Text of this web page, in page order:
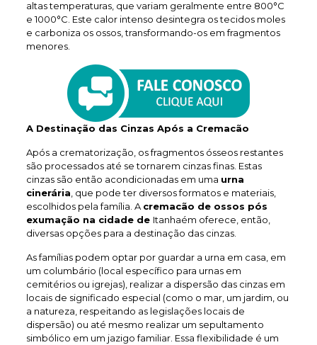
altas temperaturas, que variam geralmente entre 800°C
e 1000°C. Este calor intenso desintegra os tecidos moles
e carboniza os ossos, transformando-os em fragmentos
menores.
A Destinação das Cinzas Após a Cremacão
Após a crematorização, os fragmentos ósseos restantes
são processados até se tornarem cinzas finas. Estas
cinzas são então acondicionadas em uma urna
cinerária , que pode ter diversos formatos e materiais,
escolhidos pela família. A cremacão de ossos pós
exumação na cidade de Itanhaém oferece, então,
diversas opções para a destinação das cinzas.
As famílias podem optar por guardar a urna em casa, em
um columbário (local específico para urnas em
cemitérios ou igrejas), realizar a dispersão das cinzas em
locais de significado especial (como o mar, um jardim, ou
a natureza, respeitando as legislações locais de
dispersão) ou até mesmo realizar um sepultamento
simbólico em um jazigo familiar. Essa flexibilidade é um